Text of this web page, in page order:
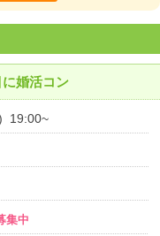
婚活コン
19:00~
中